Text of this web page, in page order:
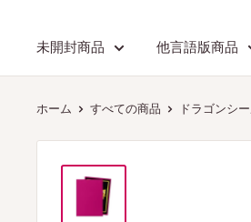
る
未開封商品 他言語版商品
ホーム すべての商品 ドラゴンシ